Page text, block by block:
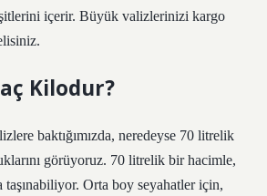
içerir. Büyük valizlerinizi kargo
Kilodur?
baktığımızda, neredeyse 70 litrelik
görüyoruz. 70 litrelik bir hacimle,
taşınabiliyor. Orta boy seyahatler için,